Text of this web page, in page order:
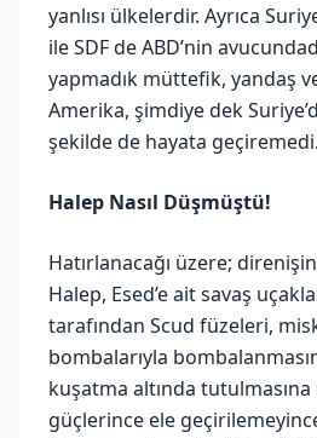
yanlısı ülkelerdir. Ayrıca
ile SDF de ABD’nin
yapmadık müttefik, yandaş
Amerika, şimdiye dek
şekilde de hayata geçiremedi.
Halep Nasıl Düşmüştü!
Hatırlanacağı üzere;
Halep, Esed’e ait savaş
tarafından Scud füzeleri,
bombalarıyla
kuşatma altında
güçlerince ele